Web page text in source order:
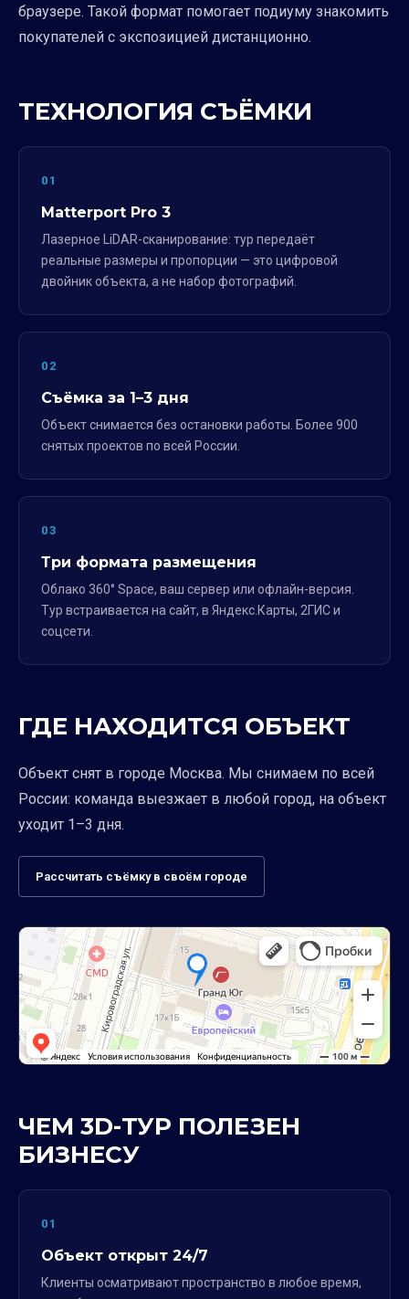
браузере. Такой формат помогает подиуму знакомить
покупателей с экспозицией дистанционно.
ТЕХНОЛОГИЯ СЪЁМКИ
01
Matterport Pro 3
Лазерное LiDAR-сканирование: тур передаёт
реальные размеры и пропорции — это цифровой
двойник объекта, а не набор фотографий.
02
Съёмка за 1–3 дня
Объект снимается без остановки работы. Более 900
снятых проектов по всей России.
03
Три формата размещения
Облако 360° Space, ваш сервер или офлайн-версия.
Тур встраивается на сайт, в Яндекс.Карты, 2ГИС и
соцсети.
ГДЕ НАХОДИТСЯ ОБЪЕКТ
Объект снят в городе Москва. Мы снимаем по всей
России: команда выезжает в любой город, на объект
уходит 1–3 дня.
Рассчитать съёмку в своём городе
ЧЕМ 3D-ТУР ПОЛЕЗЕН
БИЗНЕСУ
01
Объект открыт 24/7
Клиенты осматривают пространство в любое время,